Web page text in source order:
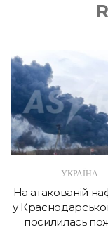
УКРАЇНА
На атакованій
у
посилилась